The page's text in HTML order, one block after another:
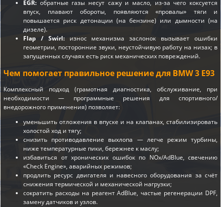
EGR: обратные газы несут сажу и масло, из-за чего коксуется
впуск, плавают обороты, появляются «провалы» тяги и
повышается риск детонации (на бензине) или дымности (на
дизеле).
Flap / Swirl:износ механизма заслонок вызывает ошибки
геометрии, посторонние звуки, неустойчивую работу на низах; в
запущенных случаях есть риск механических повреждений.
Чем помогает правильное решение для BMW 3 E93
Комплексный подход (грамотная диагностика, обслуживание, при
необходимости — программные решения для спортивного/
внедорожного применения) позволяет:
уменьшить отложения в впуске и на клапанах, стабилизировать
холостой ход и тягу;
снизить противодавление выхлопа — легче режим турбины,
ниже температурные пики, бережнее к маслу;
избавиться от хронических ошибок по NOx/AdBlue, свечению
«Check Engine», аварийных режимов;
продлить ресурс двигателя и навесного оборудования за счёт
снижения термической и механической нагрузки;
сократить расходы на реагент AdBlue, частые регенерации DPF,
замену датчиков и узлов.